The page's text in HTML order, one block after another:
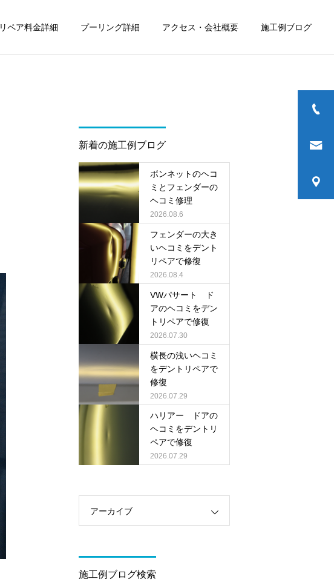
リペア料金詳細 プーリング詳細 アクセス・会社概要 施工例ブログ
新着の施工例ブログ
ボンネットのヘコ
ミとフェンダーの
ヘコミ修理
2026.08.6
フェンダーの大き
いヘコミをデント
リペアで修復
2026.08.4
VWパサート ド
アのヘコミをデン
トリペアで修復
2026.07.30
横長の浅いヘコミ
をデントリペアで
修復
2026.07.29
ハリアー ドアの
ヘコミをデントリ
ペアで修復
2026.07.29
アーカイブ
施工例ブログ検索